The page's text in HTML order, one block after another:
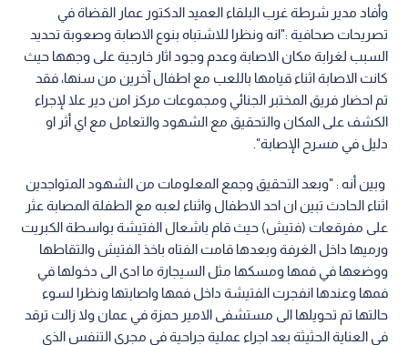
وأفاد مدير شرطة غرب البلقاء العميد الدكتور عمار القضاة في
تصريحات صحافية :"انه ونظرا للاشتباه بنوع الاصابة وصعوبة تحديد
السبب لغرابة مكان الاصابة وعدم وجود اثار خارجية على وجهها حيث
كانت الاصابة اثناء قيامها باللعب مع اطفال آخرين من سنها، فقد
تم احضار فريق المختبر الجنائي ومجموعات مركز امن دير علا لإجراء
الكشف على المكان والتحقيق مع الشهود والتعامل مع اي أثر او
دليل في مسرح الإصابة".
وبين أنه : "وبعد التحقيق وجمع المعلومات من الشهود المتواجدين
اثناء الحادث تبين ان احد الاطفال واثناء لعبه مع الطفلة المصابة عثر
على مفرقعات (فتيش) حيث قام باشعال الفتيشة بواسطة الكبريت
ورميها داخل الغرفة وبعدها قامت الفتاه باخذ الفتيش والتقاطها
ووضعها في فمها ومسكها مثل السيجارة ما ادى الى دخولها في
فمها وعندها انفجرت الفتيشة داخل فمها واصابتها ونظرا لسوء
حالتها تم تحويلها الى مستشفى الامير حمزة في عمان ولا زالت ترقد
في العناية الحثيثة بعد اجراء عملية جراحية في مجرى التنفس الذي